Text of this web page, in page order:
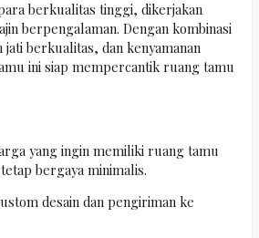
berkualitas tinggi, dikerjakan
berpengalaman. Dengan kombinasi
jati berkualitas, dan kenyamanan
ini siap mempercantik ruang tamu
yang ingin memiliki ruang tamu
bergaya minimalis.
desain dan pengiriman ke